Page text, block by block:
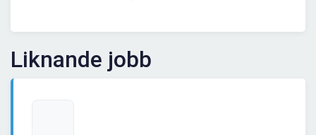
Liknande jobb